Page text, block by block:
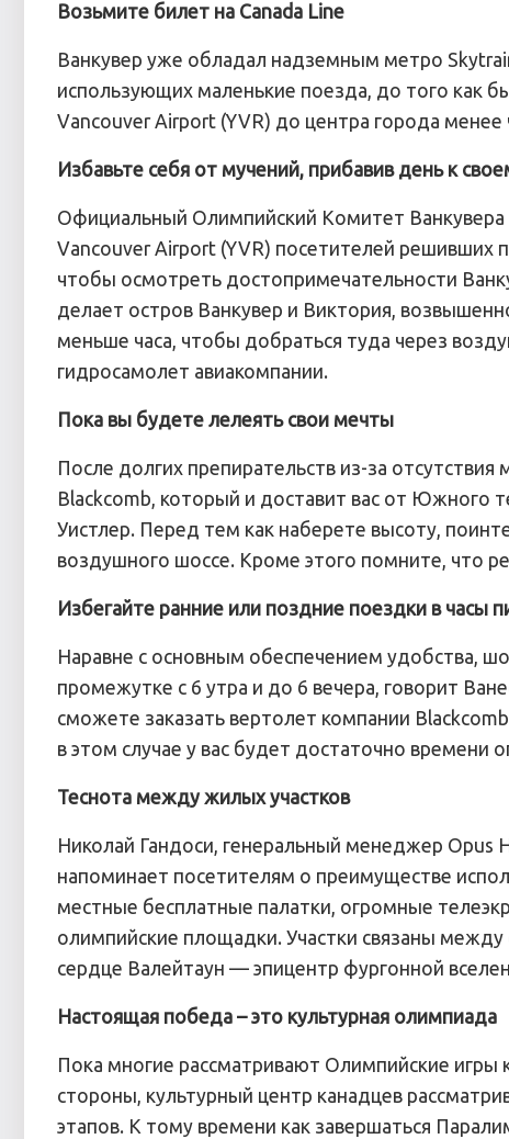
Возьмите билет на Canada Line
Ванкувер уже обладал надземным метро
использующих маленькие поезда, до того как
Vancouver Airport (YVR) до центра города менее
Избавьте себя от мучений, прибавив день к
Официальный Олимпийский Комитет
Vancouver Airport (YVR) посетителей решивших
чтобы осмотреть достопримечательности
делает остров Ванкувер и Виктория,
меньше часа, чтобы добраться туда через
гидросамолет авиакомпании.
Пока вы будете лелеять свои мечты
После долгих препирательств из-за
Blackcomb, который и доставит вас от Южного
Уистлер. Перед тем как наберете высоту,
воздушного шоссе. Кроме этого помните, что
Избегайте ранние или поздние поездки в часы
Наравне с основным обеспечением удобства,
промежутке с 6 утра и до 6 вечера, говорит
сможете заказать вертолет компании
в этом случае у вас будет достаточно времени
Теснота между жилых участков
Николай Гандоси, генеральный менеджер Opus
напоминает посетителям о преимуществе
местные бесплатные палатки, огромные
олимпийские площадки. Участки связаны
сердце Валейтаун — эпицентр фургонной
Настоящая победа – это культурная олимпиада
Пока многие рассматривают Олимпийские
стороны, культурный центр канадцев
этапов. К тому времени как завершаться